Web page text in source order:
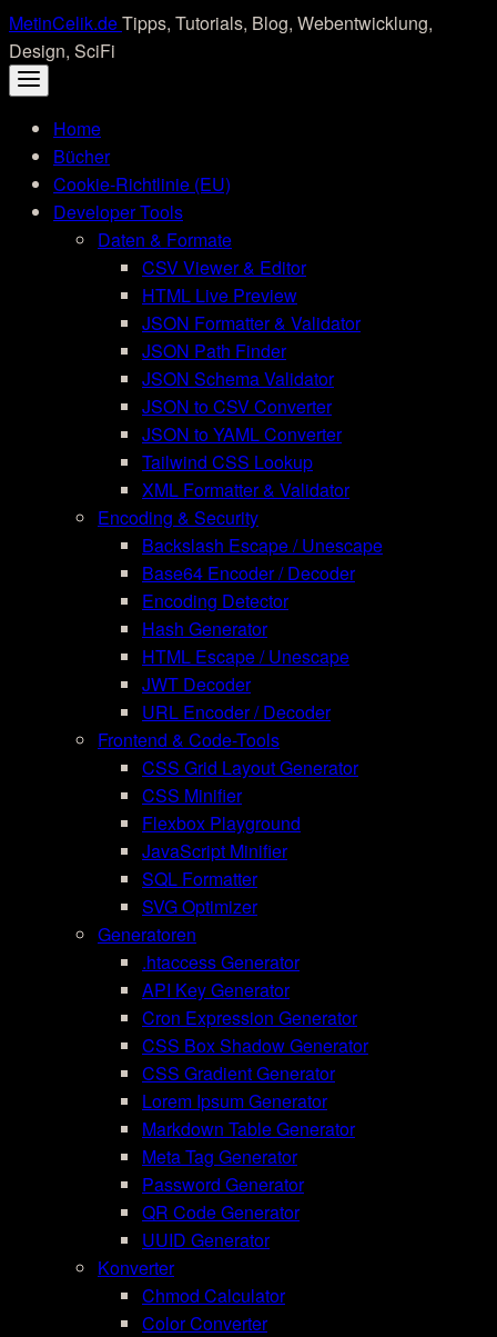
Skip
to
content
MetinCelik.deTipps, Tutorials, Blog, Webentwicklung,
Design, SciFi
Home
Bücher
Cookie-Richtlinie (EU)
Developer Tools
Daten & Formate
CSV Viewer & Editor
HTML Live Preview
JSON Formatter & Validator
JSON Path Finder
JSON Schema Validator
JSON to CSV Converter
JSON to YAML Converter
Tailwind CSS Lookup
XML Formatter & Validator
Encoding & Security
Backslash Escape / Unescape
Base64 Encoder / Decoder
Encoding Detector
Hash Generator
HTML Escape / Unescape
JWT Decoder
URL Encoder / Decoder
Frontend & Code-Tools
CSS Grid Layout Generator
CSS Minifier
Flexbox Playground
JavaScript Minifier
SQL Formatter
SVG Optimizer
Generatoren
.htaccess Generator
API Key Generator
Cron Expression Generator
CSS Box Shadow Generator
CSS Gradient Generator
Lorem Ipsum Generator
Markdown Table Generator
Meta Tag Generator
Password Generator
QR Code Generator
UUID Generator
Konverter
Chmod Calculator
Color Converter